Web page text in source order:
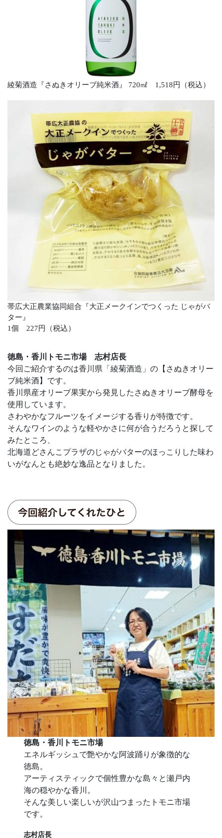
綾菊酒造『さぬきオリーブ純米酒』 720㎖ 1,518円（税込）
帯広大正農業協同組合『大正メークインでつくった じゃがバ
ター』
1個 227円（税込）
徳島・香川トモニ市場 志村店長
今回ご紹介するのは香川県「綾菊酒造」の【さぬきオリー
ブ純米酒】です。
香川県産オリーブ果実から発見したさぬきオリーブ酵母を
使用しています。
さわやかなフルーツをイメージする香りが特徴です。
そんなワインのような軽やかさに何が合うだろうと探して
みたところ、
北海道どさんこプラザのじゃがバターのほっこりした味わ
いがなんとも絶妙な逸品となりました。
徳島・香川トモニ市場
エネルギッシュで艶やかな阿波踊りが象徴的な
徳島。
アーティスティックで個性豊かな島々と瀬戸内
海の穏やかな香川。
そんな美しい楽しいが沢山つまったトモニ市場
です。
志村店長